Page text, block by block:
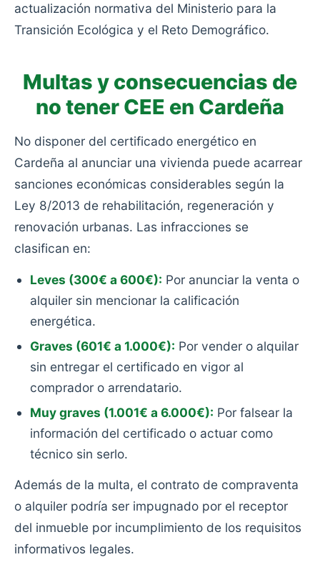
actualización normativa del Ministerio para la
Transición Ecológica y el Reto Demográfico.
Multas y consecuencias de
no tener CEE en Cardeña
No disponer del certificado energético en
Cardeña al anunciar una vivienda puede acarrear
sanciones económicas considerables según la
Ley 8/2013 de rehabilitación, regeneración y
renovación urbanas. Las infracciones se
clasifican en:
Leves (300€ a 600€): Por anunciar la venta o
alquiler sin mencionar la calificación
energética.
Graves (601€ a 1.000€): Por vender o alquilar
sin entregar el certificado en vigor al
comprador o arrendatario.
Muy graves (1.001€ a 6.000€): Por falsear la
información del certificado o actuar como
técnico sin serlo.
Además de la multa, el contrato de compraventa
o alquiler podría ser impugnado por el receptor
del inmueble por incumplimiento de los requisitos
informativos legales.